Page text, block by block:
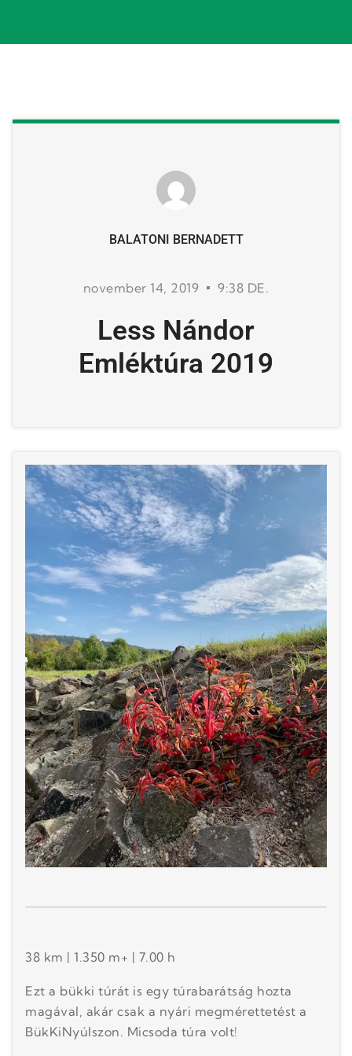
BALATONI BERNADETT
november 14, 2019 9:38 DE.
Less Nándor
Emléktúra 2019
38 km | 1.350 m+ | 7.00 h
Ezt a bükki túrát is egy túrabarátság hozta
magával, akár csak a nyári megmérettetést a
BükKiNyúlszon. Micsoda túra volt!